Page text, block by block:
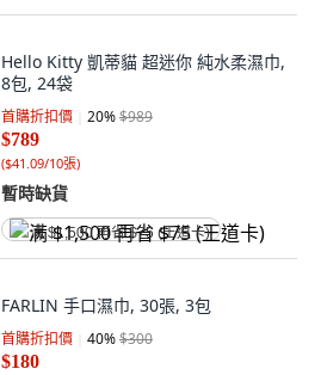
Hello Kitty 凱蒂貓 超迷你 純水柔濕巾,
8包, 24袋
首購折扣價 20%$989
$789
($41.09/10張)
暫時缺貨
满 $1,500 再省 $75 (王道卡)
FARLIN 手口濕巾, 30張, 3包
首購折扣價 40%$300
$180